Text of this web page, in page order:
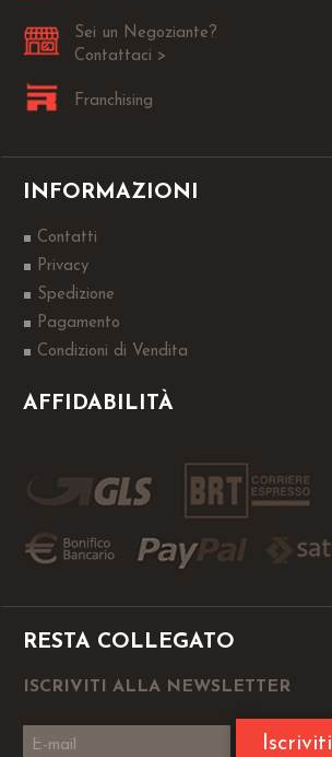
Sei un Negoziante?
Contattaci >
Franchising
INFORMAZIONI
Contatti
Privacy
Spedizione
Pagamento
Condizioni di Vendita
AFFIDABILITÀ
RESTA COLLEGATO
ISCRIVITI ALLA NEWSLETTER
Iscriviti